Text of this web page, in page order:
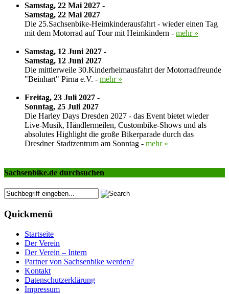
Samstag, 22 Mai 2027 -
Samstag, 22 Mai 2027
Die 25.Sachsenbike-Heimkinderausfahrt - wieder einen Tag
mit dem Motorrad auf Tour mit Heimkindern - mehr »
Samstag, 12 Juni 2027 -
Samstag, 12 Juni 2027
Die mittlerweile 30.Kinderheimausfahrt der Motorradfreunde
"Beinhart" Pirna e.V. - mehr »
Freitag, 23 Juli 2027 -
Sonntag, 25 Juli 2027
Die Harley Days Dresden 2027 - das Event bietet wieder
Live-Musik, Händlermeilen, Custombike-Shows und als
absolutes Highlight die große Bikerparade durch das
Dresdner Stadtzentrum am Sonntag - mehr »
Sachsenbike.de durchsuchen
Quickmenü
Startseite
Der Verein
Der Verein – Intern
Partner von Sachsenbike werden?
Kontakt
Datenschutzerklärung
Impressum